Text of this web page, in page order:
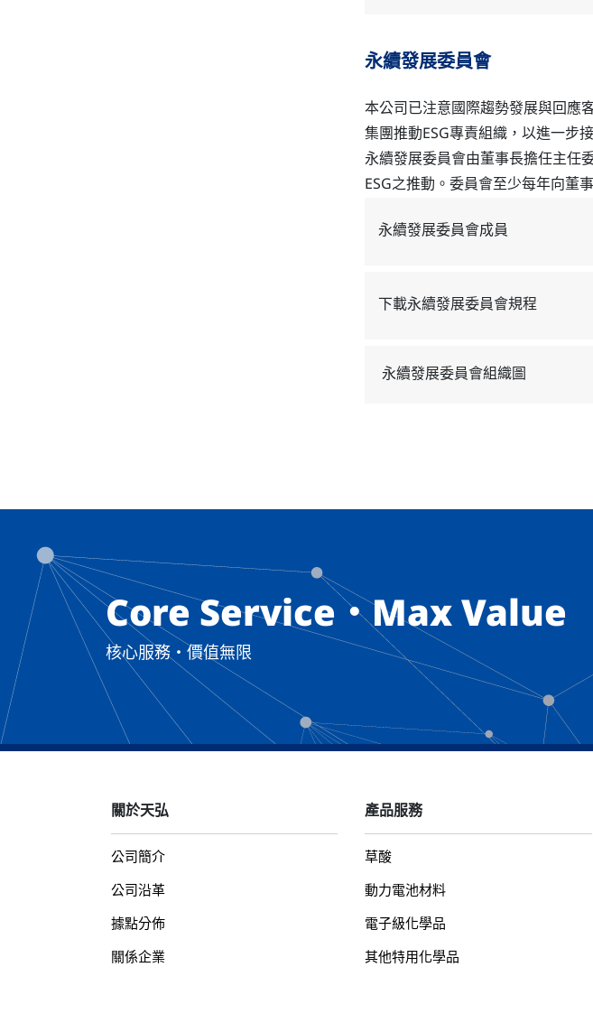
永續發展委員會
本公司已注意國際趨勢發展與回應
集團推動ESG專責組織，以進一步
永續發展委員會由董事長擔任主任
ESG之推動。委員會至少每年向董
永續發展委員會成員
下載永續發展委員會規程
永續發展委員會組織圖
Core Service・Max Value
核心服務・價值無限
關於天弘
公司簡介
公司沿革
據點分佈
關係企業
產品服務
草酸
動力電池材料
電子級化學品
其他特用化學品